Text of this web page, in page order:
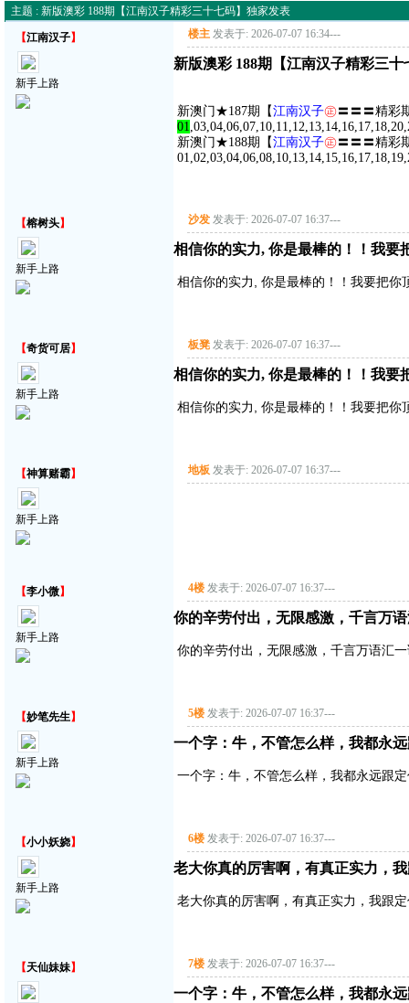
主题 : 新版澳彩 188期【江南汉子精彩三十七码】独家发表
【江南汉子】
新手上路
楼主 发表于: 2026-07-07 16:34---
新版澳彩 188期【江南汉子精彩三
新澳门★187期【江南汉子㊣〓〓〓精彩
01
新澳门★188期【江南汉子㊣〓〓〓精彩
【榕树头】
新手上路
沙发 发表于: 2026-07-07 16:37---
相信你的实力, 你是最棒的！！我要
相信你的实力, 你是最棒的！！我要把你
【奇货可居】
新手上路
板凳 发表于: 2026-07-07 16:37---
相信你的实力, 你是最棒的！！我要
相信你的实力, 你是最棒的！！我要把你
【神算赌霸】
新手上路
地板 发表于: 2026-07-07 16:37---
【李小微】
新手上路
4楼 发表于: 2026-07-07 16:37---
你的辛劳付出，无限感激，千言万
你的辛劳付出，无限感激，千言万语汇
【妙笔先生】
新手上路
5楼 发表于: 2026-07-07 16:37---
一个字：牛，不管怎么样，我都永
一个字：牛，不管怎么样，我都永远跟
【小小妖娆】
新手上路
6楼 发表于: 2026-07-07 16:37---
老大你真的厉害啊，有真正实力，
老大你真的厉害啊，有真正实力，我跟
【天仙妹妹】 7楼 发表于: 2026-07-07 16:37---
一个字：牛，不管怎么样，我都永